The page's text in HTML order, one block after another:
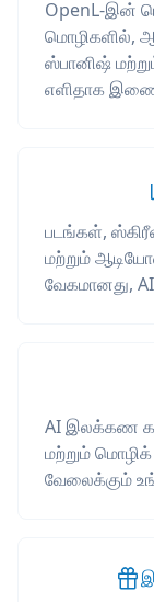
OpenL-இன்
மொழிகளில்,
ஸ்பானிஷ்
எளிதாக
படங்கள்,
மற்றும்
வேகமானது,
AI இலக்கண
மற்றும்
வேலைக்கும்